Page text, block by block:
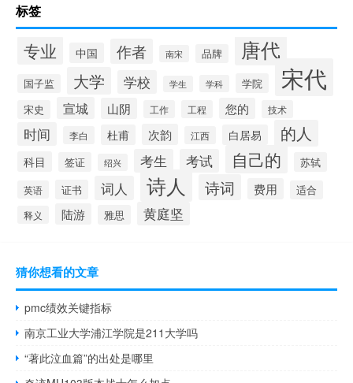
标签
专业 中国 作者 南宋 品牌 唐代
国子监 大学 学校 学生 学科 学院 宋代
宋史 宣城 山阴 工作 工程 您的 技术
时间 李白 杜甫 次韵 江西 白居易 的人
科目 签证 绍兴 考生 考试 自己的 苏轼
英语 证书 词人 诗人 诗词 费用 适合
释义 陆游 雅思 黄庭坚
猜你想看的文章
pmc绩效关键指标
南京工业大学浦江学院是211大学吗
“著此泣血篇”的出处是哪里